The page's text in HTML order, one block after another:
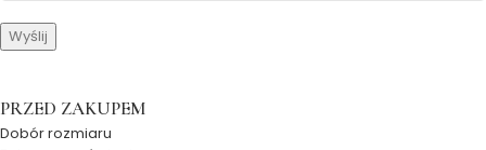
PRZED ZAKUPEM
Dobór rozmiaru